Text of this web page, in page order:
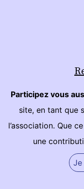
Participez vous
site, en tant que
l’association. Que
une
Je